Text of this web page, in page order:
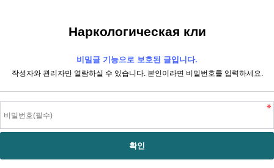
Наркологическая кли
비밀글 기능으로 보호된 글입니다.
작성자와 관리자만 열람하실 수 있습니다. 본인이라면 비밀번호를 입력하세요.